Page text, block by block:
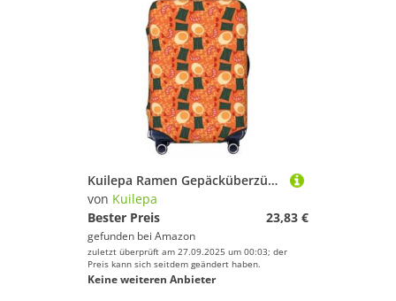
Kuilepa Ramen Gepäcküberzüge für Koffer, elastisch, waschbar und dehnbar, kratzfest, passend für 45,7 - 81,3 cm Gepäck, kein Gepäck im Lieferumfang enthalten, Schwarz , xl
von Kuilepa
Bester Preis
23,83 €
gefunden bei Amazon
zuletzt überprüft am 27.09.2025 um 00:03; der
Preis kann sich seitdem geändert haben.
Keine weiteren Anbieter